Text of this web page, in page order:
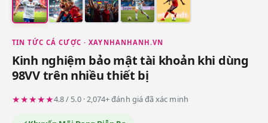
TIN TỨC CÁ CƯỢC · XAYNHANHANH.VN
Kinh nghiệm bảo mật tài khoản khi dùng
98VV trên nhiều thiết bị
★★★★★4.8 / 5.0 · 2,074+ đánh giá đã xác minh